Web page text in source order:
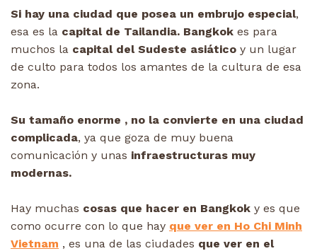
Si hay una ciudad que posea un embrujo especial,
esa es la capital de Tailandia. Bangkok es para
muchos la capital del Sudeste asiático y un lugar
de culto para todos los amantes de la cultura de esa
zona.
Su tamaño enorme , no la convierte en una ciudad
complicada, ya que goza de muy buena
comunicación y unas infraestructuras muy
modernas.
Hay muchas cosas que hacer en Bangkok y es que
como ocurre con lo que hay que ver en Ho Chi Minh
Vietnam , es una de las ciudades que ver en el